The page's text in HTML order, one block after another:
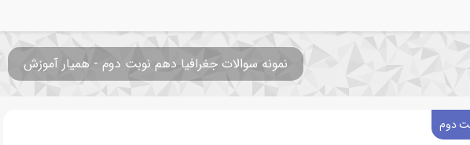
نمونه سوالات جغرافیا دهم نوبت دوم - همیار آموزش
دوم